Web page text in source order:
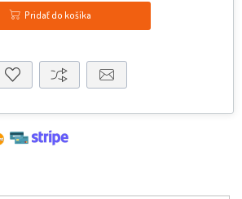
Pridať do košíka